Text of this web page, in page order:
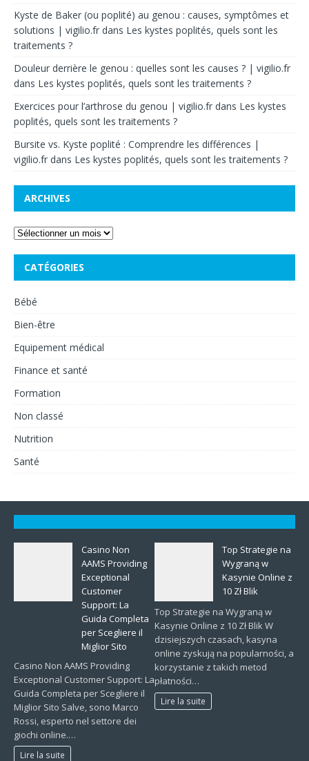
Kyste de Baker (ou poplité) au genou : causes, symptômes et
solutions | vigilio.fr dans Les kystes poplités, quels sont les
traitements ?
Douleur derrière le genou : quelles sont les causes ? | vigilio.fr
dans Les kystes poplités, quels sont les traitements ?
Exercices pour l’arthrose du genou | vigilio.fr dans Les kystes
poplités, quels sont les traitements ?
Bursite vs. Kyste poplité : Comprendre les différences |
vigilio.fr dans Les kystes poplités, quels sont les traitements ?
ARCHIVES
CATÉGORIES
Bébé
Bien-être
Equipement médical
Finance et santé
Formation
Non classé
Nutrition
Santé
Casino Non
AAMS Providing
Exceptional
Customer
Support: La
Guida Completa
per Scegliere il
Miglior Sito
Casino Non AAMS Providing
Exceptional Customer Support: La
Guida Completa per Scegliere il
Miglior Sito Salve, sono Marco
Rossi, esperto nel settore dei
giochi online.…
Lire la suite
Top Strategie na
Wygraną w
Kasynie Online z
10 Zł Blik
Top Strategie na Wygraną w
Kasynie Online z 10 Zł Blik W
dzisiejszych czasach, kasyna
online zyskują na popularności, a
korzystanie z takich metod
płatności…
Lire la suite